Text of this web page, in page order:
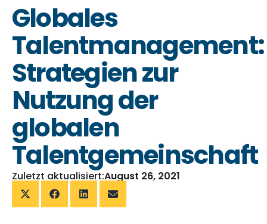
Globales
Talentmanagement:
Strategien zur
Nutzung der
globalen
Talentgemeinschaft
Zuletzt aktualisiert:August 26, 2021